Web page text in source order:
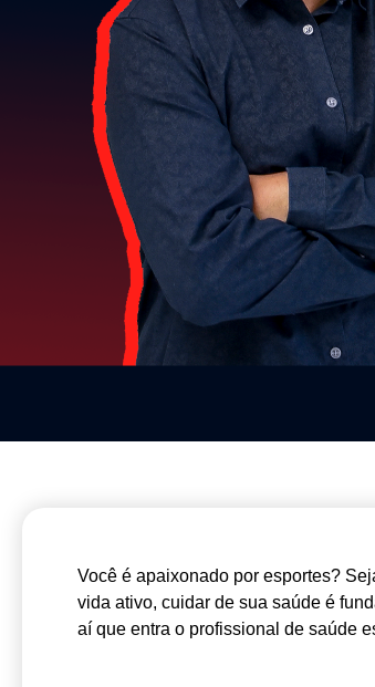
Você é apaixonado por esportes?
vida ativo, cuidar de sua saúde é
aí que entra o profissional de saúde